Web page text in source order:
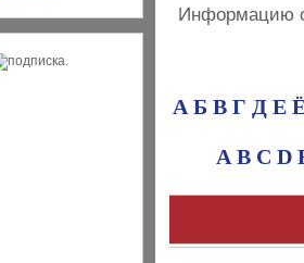
Информацию
А Б В Г Д Е
A B C D